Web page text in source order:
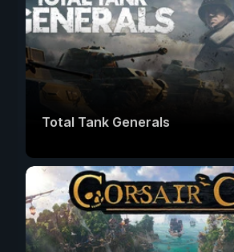
Total Tank Generals